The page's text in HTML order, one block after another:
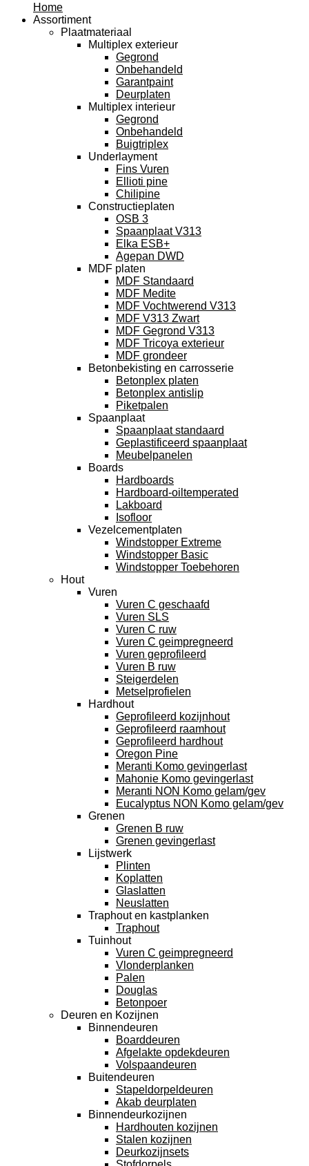
Home
Assortiment
Plaatmateriaal
Multiplex exterieur
Gegrond
Onbehandeld
Garantpaint
Deurplaten
Multiplex interieur
Gegrond
Onbehandeld
Buigtriplex
Underlayment
Fins Vuren
Ellioti pine
Chilipine
Constructieplaten
OSB 3
Spaanplaat V313
Elka ESB+
Agepan DWD
MDF platen
MDF Standaard
MDF Medite
MDF Vochtwerend V313
MDF V313 Zwart
MDF Gegrond V313
MDF Tricoya exterieur
MDF grondeer
Betonbekisting en carrosserie
Betonplex platen
Betonplex antislip
Piketpalen
Spaanplaat
Spaanplaat standaard
Geplastificeerd spaanplaat
Meubelpanelen
Boards
Hardboards
Hardboard-oiltemperated
Lakboard
Isofloor
Vezelcementplaten
Windstopper Extreme
Windstopper Basic
Windstopper Toebehoren
Hout
Vuren
Vuren C geschaafd
Vuren SLS
Vuren C ruw
Vuren C geimpregneerd
Vuren geprofileerd
Vuren B ruw
Steigerdelen
Metselprofielen
Hardhout
Geprofileerd kozijnhout
Geprofileerd raamhout
Geprofileerd hardhout
Oregon Pine
Meranti Komo gevingerlast
Mahonie Komo gevingerlast
Meranti NON Komo gelam/gev
Eucalyptus NON Komo gelam/gev
Grenen
Grenen B ruw
Grenen gevingerlast
Lijstwerk
Plinten
Koplatten
Glaslatten
Neuslatten
Traphout en kastplanken
Traphout
Tuinhout
Vuren C geimpregneerd
Vlonderplanken
Palen
Douglas
Betonpoer
Deuren en Kozijnen
Binnendeuren
Boarddeuren
Afgelakte opdekdeuren
Volspaandeuren
Buitendeuren
Stapeldorpeldeuren
Akab deurplaten
Binnendeurkozijnen
Hardhouten kozijnen
Stalen kozijnen
Deurkozijnsets